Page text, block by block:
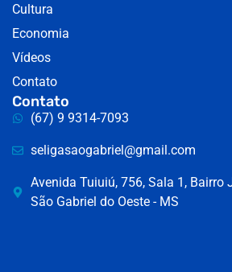
Cultura
Economia
Vídeos
Contato
Contato
(67) 9 9314-7093
seligasaogabriel@gmail.com
Avenida Tuiuiú, 756, Sala 1, Bairro
São Gabriel do Oeste - MS